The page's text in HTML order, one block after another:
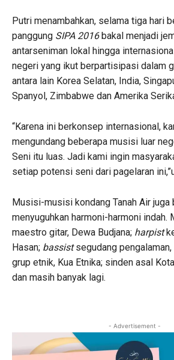
Putri menambahkan, selama tiga hari
panggung SIPA 2016bakal menjadi
antarseniman lokal hingga
negeri yang ikut berpartisipasi dalam
antara lain Korea Selatan, India,
Spanyol, Zimbabwe dan Amerika
“Karena ini berkonsep internasional,
mengundang beberapa musisi luar
Seni itu luas. Jadi kami ingin
setiap potensi seni dari pagelaran
Musisi-musisi kondang Tanah Air juga
menyuguhkan harmoni-harmoni indah.
maestro gitar, Dewa Budjana; harpist
Hasan; bassistsegudang
grup etnik, Kua Etnika; sinden asal
dan masih banyak lagi.
- Advertisement -